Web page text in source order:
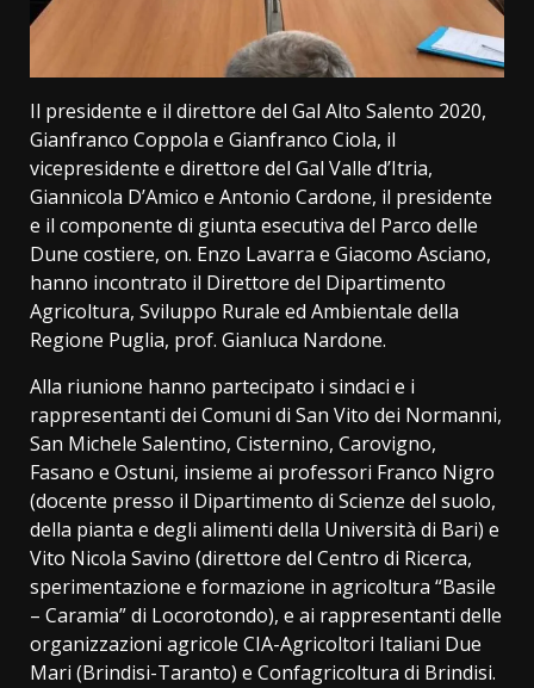
Il presidente e il direttore del Gal Alto Salento 2020,
Gianfranco Coppola e Gianfranco Ciola, il
vicepresidente e direttore del Gal Valle d’Itria,
Giannicola D’Amico e Antonio Cardone, il presidente
e il componente di giunta esecutiva del Parco delle
Dune costiere, on. Enzo Lavarra e Giacomo Asciano,
hanno incontrato il Direttore del Dipartimento
Agricoltura, Sviluppo Rurale ed Ambientale della
Regione Puglia, prof. Gianluca Nardone.
Alla riunione hanno partecipato i sindaci e i
rappresentanti dei Comuni di San Vito dei Normanni,
San Michele Salentino, Cisternino, Carovigno,
Fasano e Ostuni, insieme ai professori Franco Nigro
(docente presso il Dipartimento di Scienze del suolo,
della pianta e degli alimenti della Università di Bari) e
Vito Nicola Savino (direttore del Centro di Ricerca,
sperimentazione e formazione in agricoltura “Basile
– Caramia” di Locorotondo), e ai rappresentanti delle
organizzazioni agricole CIA-Agricoltori Italiani Due
Mari (Brindisi-Taranto) e Confagricoltura di Brindisi.